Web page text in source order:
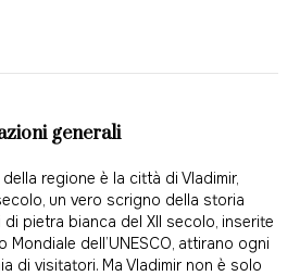
generali
regione è la città di Vladimir,
un vero scrigno della storia
pietra bianca del XII secolo, inserite
Mondiale dell’UNESCO, attirano ogni
di visitatori. Ma Vladimir non è solo